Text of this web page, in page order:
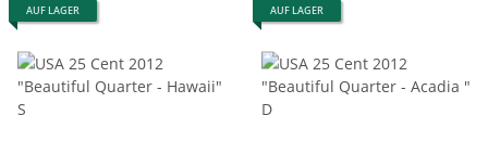
AUF LAGER AUF LAGER